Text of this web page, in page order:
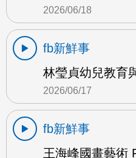
2026/06/18
fb新鮮事
林瑩貞幼兒教育
2026/06/17
fb新鮮事
王海峰國畫藝術